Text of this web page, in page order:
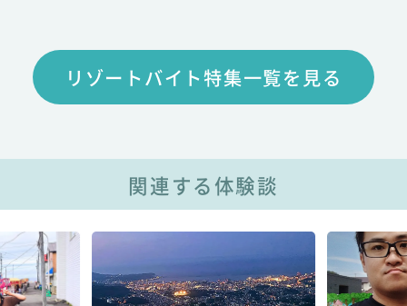
リゾートバイト特集一覧を見る
関連する体験談